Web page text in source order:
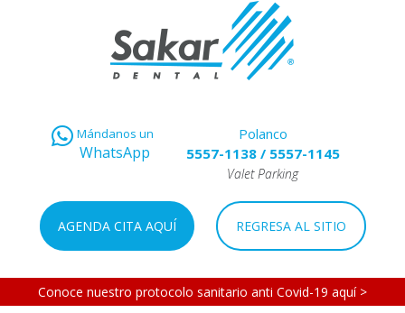
Mándanos un
WhatsApp
Polanco
5557-1138/ 5557-1145
Valet Parking
AGENDA CITA AQUÍ REGRESA AL SITIO
Conoce nuestro protocolo sanitario anti Covid-19 aquí >